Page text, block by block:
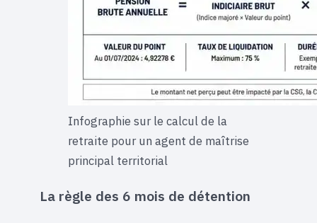
Infographie sur le calcul de la
retraite pour un agent de maîtrise
principal territorial
La règle des 6 mois de détention